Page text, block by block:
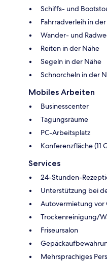
Schiffs- und
Fahrradverleih in
Wander- und
Reiten in der Nähe
Segeln in der Nähe
Schnorcheln in der
Mobiles Arbeiten
Businesscenter
Tagungsräume
PC-Arbeitsplatz
Konferenzfläche (11
Services
24-Stunden-
Unterstützung bei
Autovermietung vor
Trockenreinigung/
Friseursalon
Mehrsprachiges